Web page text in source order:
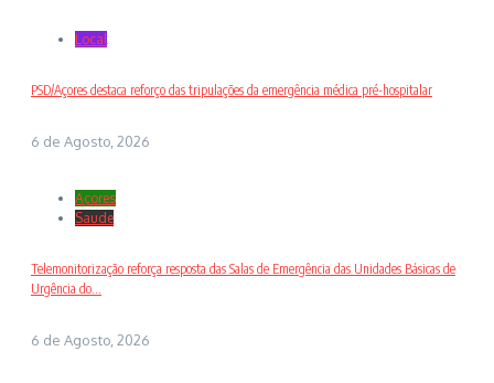
Local
PSD/Açores destaca reforço das tripulações da emergência médica pré-hospitalar
6 de Agosto, 2026
Açores
Saude
Telemonitorização reforça resposta das Salas de Emergência das Unidades Básicas de
Urgência do...
6 de Agosto, 2026